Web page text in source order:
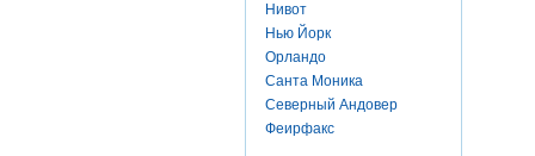
Нивот
Нью Йорк
Орландо
Санта Моника
Северный Андовер
Феирфакс